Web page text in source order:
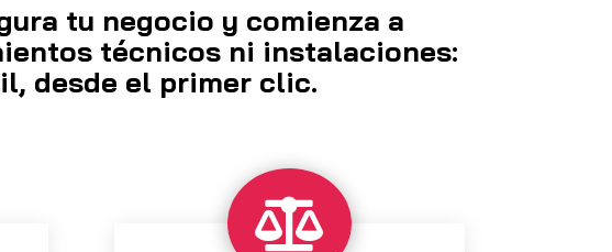
tu negocio y comienza a
técnicos ni instalaciones:
desde el primer clic.
